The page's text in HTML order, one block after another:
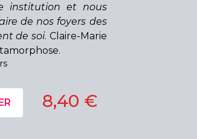
institution et nous
de nos foyers des
de soi. Claire-Marie
8,40 €